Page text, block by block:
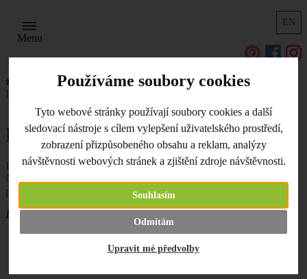
Používáme soubory cookies
Tyto webové stránky používají soubory cookies a další
sledovací nástroje s cílem vylepšení uživatelského prostředí,
zobrazení přizpůsobeného obsahu a reklam, analýzy
návštěvnosti webových stránek a zjištění zdroje návštěvnosti.
Souhlasím
Odmítám
Upravit mé předvolby
EN
Menu
Úvodní strana
Užitečné odkazy, tipy a triky
Home Decor DIY
Home Decor - letní dekorace
Home Decor - letní dekorace
I v létě můžete vyzdobit své domovy ručně vyrobenými dekoracemi
či jimi obdařit své blízké.
přinášíme trochu inspirace...
Letní věneček
Jako základ vám posloužípolystyrenový věnec, který
postupně obvažte různými druhystužek